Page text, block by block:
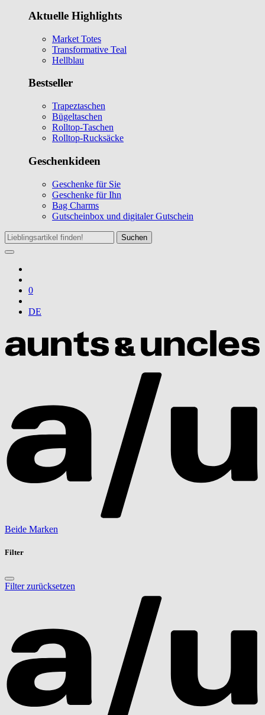
Aktuelle Highlights
Market Totes
Transformative Teal
Hellblau
Bestseller
Trapeztaschen
Bügeltaschen
Rolltop-Taschen
Rolltop-Rucksäcke
Geschenkideen
Geschenke für Sie
Geschenke für Ihn
Bag Charms
Gutscheinbox und digitaler Gutschein
Suchen
0
DE
Beide Marken
Filter
Filter zurücksetzen